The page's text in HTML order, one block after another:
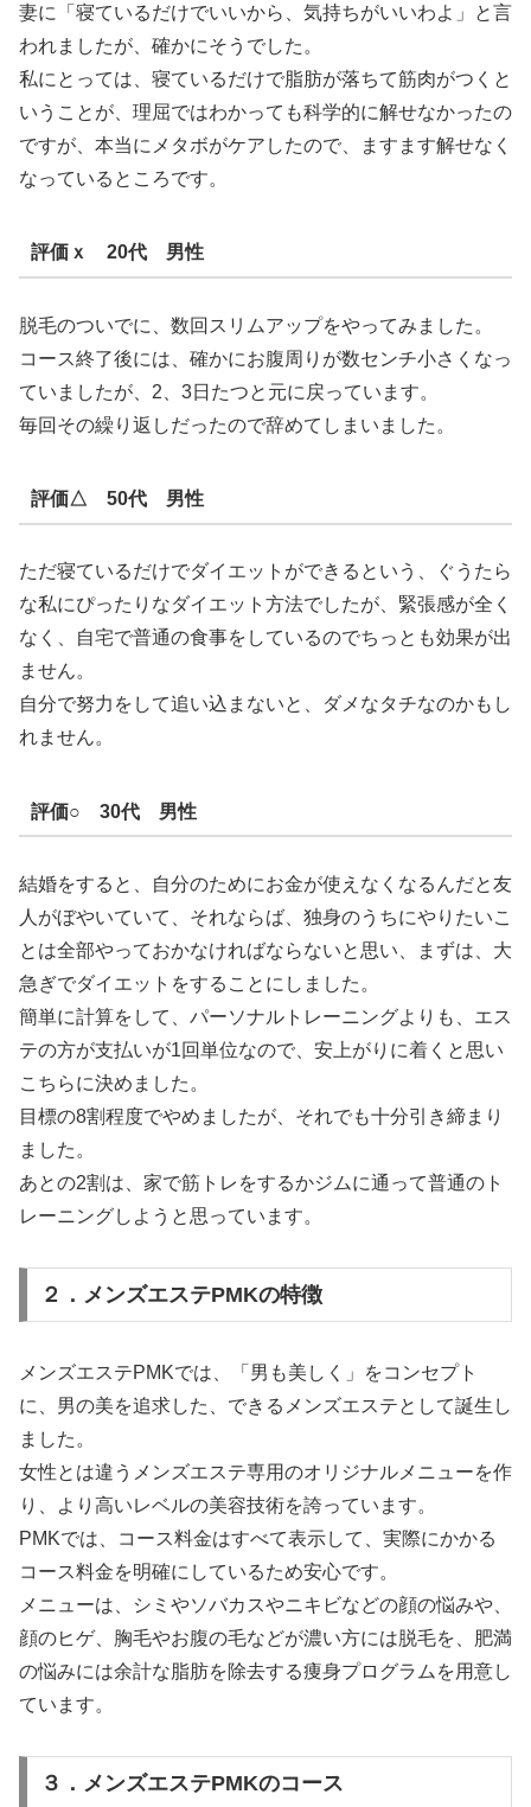
妻に「寝ているだけでいいから、気持ちがいいわよ」と言
われましたが、確かにそうでした。
私にとっては、寝ているだけで脂肪が落ちて筋肉がつくと
いうことが、理屈ではわかっても科学的に解せなかったの
ですが、本当にメタボがケアしたので、ますます解せなく
なっているところです。
評価ｘ 20代 男性
脱毛のついでに、数回スリムアップをやってみました。
コース終了後には、確かにお腹周りが数センチ小さくなっ
ていましたが、2、3日たつと元に戻っています。
毎回その繰り返しだったので辞めてしまいました。
評価△ 50代 男性
ただ寝ているだけでダイエットができるという、ぐうたら
な私にぴったりなダイエット方法でしたが、緊張感が全く
なく、自宅で普通の食事をしているのでちっとも効果が出
ません。
自分で努力をして追い込まないと、ダメなタチなのかもし
れません。
評価○ 30代 男性
結婚をすると、自分のためにお金が使えなくなるんだと友
人がぼやいていて、それならば、独身のうちにやりたいこ
とは全部やっておかなければならないと思い、まずは、大
急ぎでダイエットをすることにしました。
簡単に計算をして、パーソナルトレーニングよりも、エス
テの方が支払いが1回単位なので、安上がりに着くと思い
こちらに決めました。
目標の8割程度でやめましたが、それでも十分引き締まり
ました。
あとの2割は、家で筋トレをするかジムに通って普通のト
レーニングしようと思っています。
２．メンズエステPMKの特徴
メンズエステPMKでは、「男も美しく」をコンセプト
に、男の美を追求した、できるメンズエステとして誕生し
ました。
女性とは違うメンズエステ専用のオリジナルメニューを作
り、より高いレベルの美容技術を誇っています。
PMKでは、コース料金はすべて表示して、実際にかかる
コース料金を明確にしているため安心です。
メニューは、シミやソバカスやニキビなどの顔の悩みや、
顔のヒゲ、胸毛やお腹の毛などが濃い方には脱毛を、肥満
の悩みには余計な脂肪を除去する痩身プログラムを用意し
ています。
３．メンズエステPMKのコース